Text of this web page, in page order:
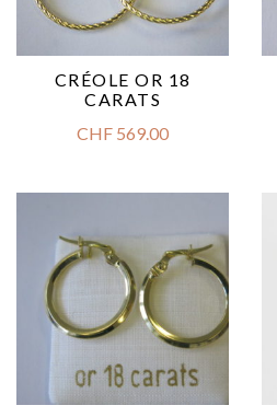
CRÉOLE OR 18
CARATS
CHF 569.00